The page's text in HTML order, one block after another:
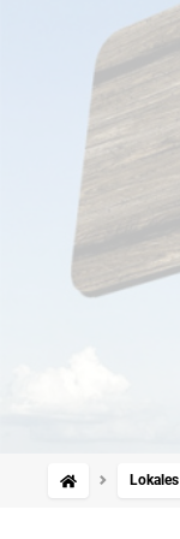
Lokales